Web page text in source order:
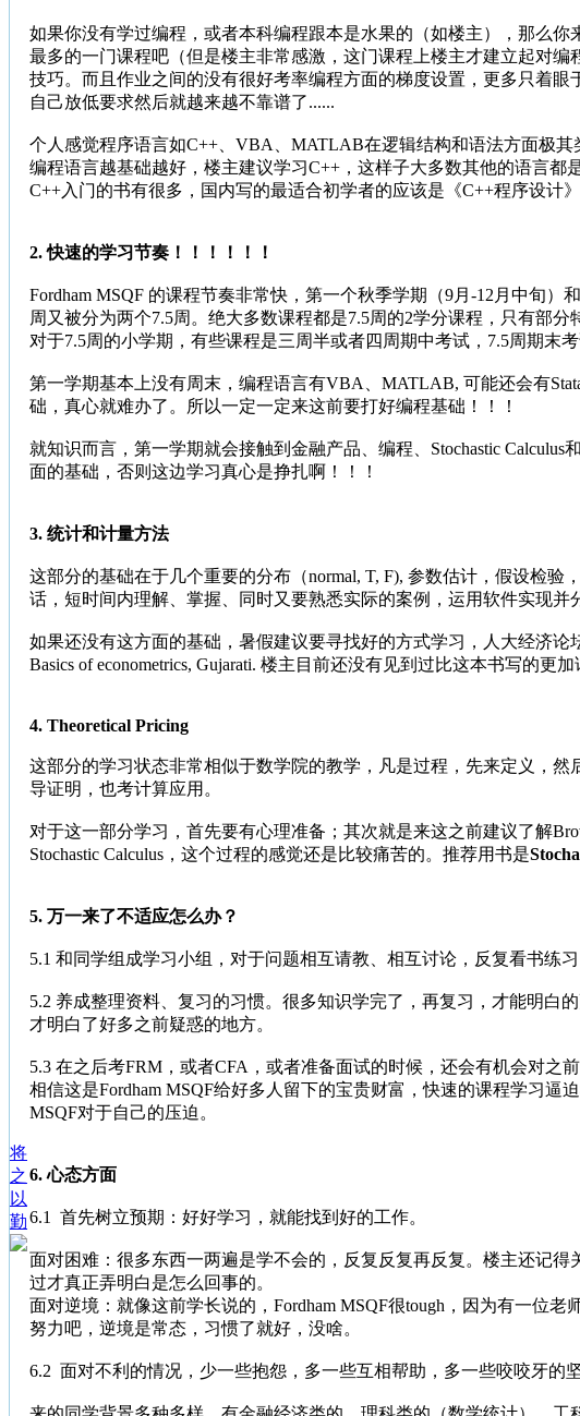
将
之
以
勤
如果你没有学过编程，或者本科编程跟本是水果的（如楼主），那么
最多的一门课程吧（但是楼主非常感激，这门课程上楼主才建立起对
技巧。而且作业之间的没有很好考率编程方面的梯度设置，更多只着眼
自己放低要求然后就越来越不靠谱了......
个人感觉程序语言如C++、VBA、MATLAB在逻辑结构和语法方面极
编程语言越基础越好，楼主建议学习C++，这样子大多数其他的语言
C++入门的书有很多，国内写的最适合初学者的应该是《C++程序设计
2. 快速的学习节奏！！！！！！
Fordham MSQF 的课程节奏非常快，第一个秋季学期（9月-12月中旬
周又被分为两个7.5周。绝大多数课程都是7.5周的2学分课程，只有部
对于7.5周的小学期，有些课程是三周半或者四周期中考试，7.5周期末
第一学期基本上没有周末，编程语言有VBA、MATLAB, 可能还会有
础，真心就难办了。所以一定一定来这前要打好编程基础！！！
就知识而言，第一学期就会接触到金融产品、编程、Stochastic
面的基础，否则这边学习真心是挣扎啊！！！
3. 统计和计量方法
这部分的基础在于几个重要的分布（normal, T, F), 参数估计，假设检
话，短时间内理解、掌握、同时又要熟悉实际的案例，运用软件实现并
如果还没有这方面的基础，暑假建议要寻找好的方式学习，人大经济论
Basics of econometrics, Gujarati. 楼主目前还没有见到过比这本书写的更
4. Theoretical Pricing
这部分的学习状态非常相似于数学院的教学，凡是过程，先来定义，
导证明，也考计算应用。
对于这一部分学习，首先要有心理准备；其次就是来这之前建议了解
Stochastic Calculus，这个过程的感觉还是比较痛苦的。推荐用书是
5. 万一来了不适应怎么办？
5.1 和同学组成学习小组，对于问题相互请教、相互讨论，反复看书练
5.2 养成整理资料、复习的习惯。很多知识学完了，再复习，才能明白
才明白了好多之前疑惑的地方。
5.3 在之后考FRM，或者CFA，或者准备面试的时候，还会有机会对之
相信这是Fordham MSQF给好多人留下的宝贵财富，快速的课程学习
MSQF对于自己的压迫。
6. 心态方面
6.1 首先树立预期：好好学习，就能找到好的工作。
面对困难：很多东西一两遍是学不会的，反复反复再反复。楼主还记得
过才真正弄明白是怎么回事的。
面对逆境：就像这前学长说的，Fordham MSQF很tough，因为有一位老师
努力吧，逆境是常态，习惯了就好，没啥。
6.2 面对不利的情况，少一些抱怨，多一些互相帮助，多一些咬咬牙的